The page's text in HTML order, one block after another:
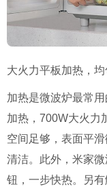
大火力平板加热，
加热是微波炉最常用
加热，700W大火力
空间足够，表面平
清洁。此外，米家
钮，一步快热。另有